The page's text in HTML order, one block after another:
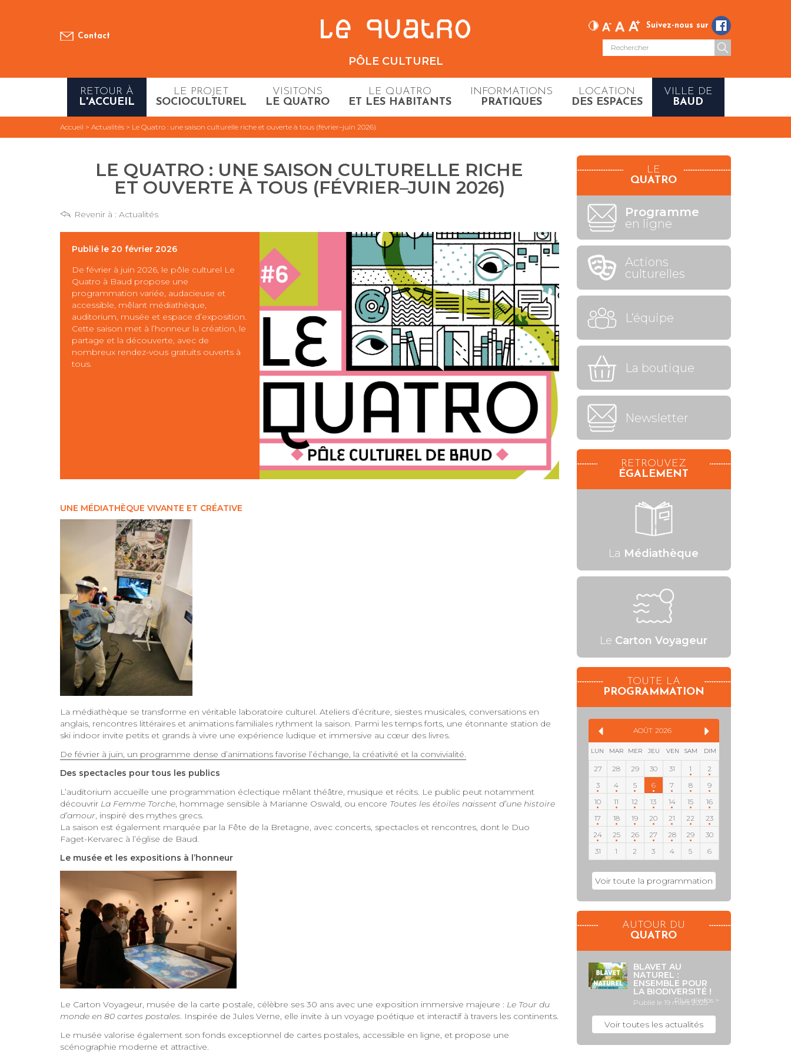
Contact
PÔLE CULTUREL
Suivez-nous sur
RETOUR À
L'ACCUEIL
LE PROJET
SOCIOCULTUREL
VISITONS
LE QUATRO
LE QUATRO
ET LES HABITANTS
INFORMATIONS
PRATIQUES
LOCATION
DES ESPACES
VILLE DE
BAUD
Accueil > Actualités > Le Quatro : une saison culturelle riche et ouverte à tous (février–juin 2026)
LE QUATRO : UNE SAISON CULTURELLE RICHE
ET OUVERTE À TOUS (FÉVRIER–JUIN 2026)
Revenir à : Actualités
Publié le 20 février 2026
De février à juin 2026, le pôle culturel Le
Quatro à Baud propose une
programmation variée, audacieuse et
accessible, mêlant médiathèque,
auditorium, musée et espace d’exposition.
Cette saison met à l’honneur la création, le
partage et la découverte, avec de
nombreux rendez-vous gratuits ouverts à
tous.
UNE MÉDIATHÈQUE VIVANTE ET CRÉATIVE
La médiathèque se transforme en véritable laboratoire culturel. Ateliers d’écriture, siestes musicales, conversations en
anglais, rencontres littéraires et animations familiales rythment la saison. Parmi les temps forts, une étonnante station de
ski indoor invite petits et grands à vivre une expérience ludique et immersive au cœur des livres.
De février à juin, un programme dense d’animations favorise l’échange, la créativité et la convivialité.
Des spectacles pour tous les publics
L’auditorium accueille une programmation éclectique mêlant théâtre, musique et récits. Le public peut notamment
découvrir La Femme Torche, hommage sensible à Marianne Oswald, ou encore Toutes les étoiles naissent d’une histoire
d’amour, inspiré des mythes grecs.
La saison est également marquée par la Fête de la Bretagne, avec concerts, spectacles et rencontres, dont le Duo
Faget-Kervarec à l’église de Baud.
Le musée et les expositions à l’honneur
Le Carton Voyageur, musée de la carte postale, célèbre ses 30 ans avec une exposition immersive majeure : Le Tour du
monde en 80 cartes postales. Inspirée de Jules Verne, elle invite à un voyage poétique et interactif à travers les continents.
Le musée valorise également son fonds exceptionnel de cartes postales, accessible en ligne, et propose une
scénographie moderne et attractive.
LE
QUATRO
Programme
en ligne
Actions
culturelles
L’équipe
La boutique
Newsletter
RETROUVEZ
ÉGALEMENT
La Médiathèque
Le Carton Voyageur
TOUTE LA
PROGRAMMATION
AOÛT 2026
LUN MAR MER JEU VEN SAM DIM
27 28 29 30 31 1
2
3
4 5 6 7 8
9
10
11 12 13 14 15
16
17
18 19 20 21 22
23
24
25 26 27 28 29
30
31
1 2 3 4 5 6
Voir toute la programmation
AUTOUR DU
QUATRO
BLAVET AU
NATUREL :
ENSEMBLE POUR
LA BIODIVERSITÉ !
Publié le 19 mars 2025
Plus d'infos >
Voir toutes les actualités